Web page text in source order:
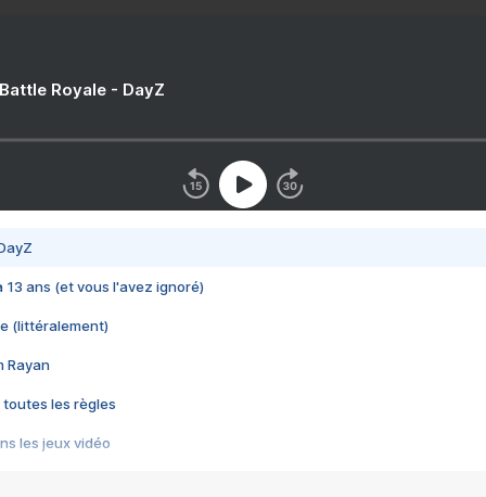
Royale - DayZ
13 ans (et vous l'avez ignoré)
(littéralement)
Rayan
toutes les règles
les jeux vidéo